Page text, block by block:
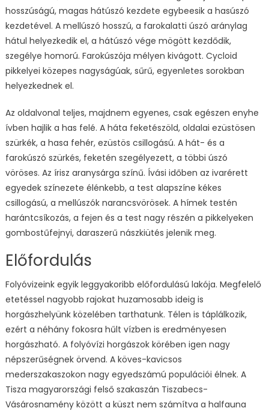
hosszúságú, magas hátúszó kezdete egybeesik a hasúszó
kezdetével. A mellúszó hosszú, a farokalatti úszó aránylag
hátul helyezkedik el, a hátúszó vége mögött kezdődik,
szegélye homorú. Farokúszója mélyen kivágott. Cycloid
pikkelyei közepes nagyságúak, sűrű, egyenletes sorokban
helyezkednek el.
Az oldalvonal teljes, majdnem egyenes, csak egészen enyhe
ívben hajlik a has felé. A háta feketészöld, oldalai ezüstösen
szürkék, a hasa fehér, ezüstös csillogású. A hát- és a
farokúszó szürkés, feketén szegélyezett, a többi úszó
vöröses. Az írisz aranysárga színű. Ívási időben az ivarérett
egyedek színezete élénkebb, a test alapszíne kékes
csillogású, a mellúszók narancsvörösek. A hímek testén
harántcsíkozás, a fejen és a test nagy részén a pikkelyeken
gombostűfejnyi, daraszerű nászkiütés jelenik meg.
Előfordulás
Folyóvizeink egyik leggyakoribb előfordulású lakója. Megfelelő
etetéssel nagyobb rajokat huzamosabb ideig is
horgászhelyünk közelében tarthatunk. Télen is táplálkozik,
ezért a néhány fokosra hűlt vízben is eredményesen
horgászható. A folyóvízi horgászok körében igen nagy
népszerűségnek örvend. A köves-kavicsos
mederszakaszokon nagy egyedszámú populációi élnek. A
Tisza magyarországi felső szakaszán Tiszabecs-
Vásárosnamény között a küszt nem számítva a halfauna